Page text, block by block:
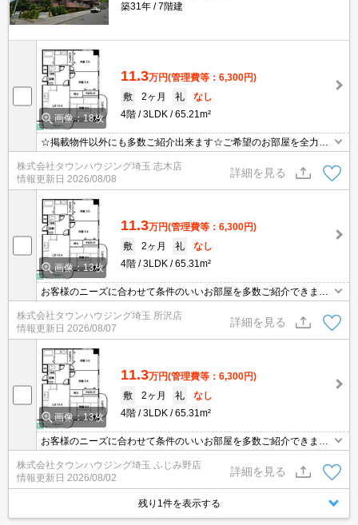
築31年
7階建
画像：18枚
11.3万円(管理費等：6,300円)
敷
2ヶ月 礼
なし
4階
3LDK 65.21m²
☆掲載物件以外にも多数ご紹介出来ます☆ご希望のお部屋を全力で
お探しさせて頂きます♪
株式会社タウンハウジング埼玉 志木店
情報更新日 2026/08/08
詳細を見る
画像：13枚
11.3万円(管理費等：6,300円)
敷
2ヶ月 礼
なし
4階
3LDK 65.31m²
お客様のニーズに合わせて条件のいいお部屋を多数ご紹介できます♪
情報数No.1のタウンハウジングまで是非お問い合わせください！
株式会社タウンハウジング埼玉 所沢店
情報更新日 2026/08/07
詳細を見る
画像：13枚
11.3万円(管理費等：6,300円)
敷
2ヶ月 礼
なし
4階
3LDK 65.31m²
お客様のニーズに合わせて条件のいいお部屋を多数ご紹介できます♪
情報数No.1のタウンハウジングまで是非お問い合わせください！
株式会社タウンハウジング埼玉 ふじみ野店
情報更新日 2026/08/02
詳細を見る
残り1件を表示する